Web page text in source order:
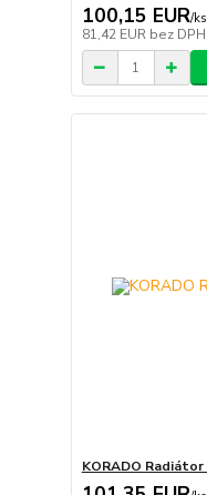
100,15 EUR/ks
81,42 EUR bez DPH
KORADO